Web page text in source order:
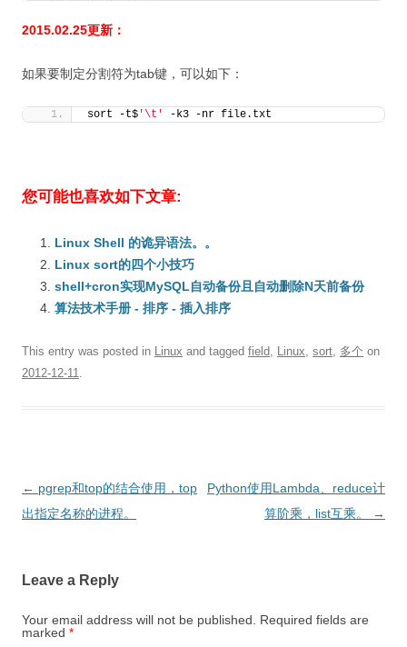
2015.02.25更新：
如果要制定分割符为tab键，可以如下：
sort -t$ '\t' -k3 -nr file.txt
您可能也喜欢如下文章:
Linux Shell 的诡异语法。。
Linux sort的四个小技巧
shell+cron实现MySQL自动备份且自动删除N天前备份
算法技术手册 - 排序 - 插入排序
This entry was posted in Linux and tagged field, Linux, sort, 多个 on
2012-12-11.
Post
navigation
← pgrep和top的结合使用，top
出指定名称的进程。
Python使用Lambda、reduce计
算阶乘，list互乘。
→
Leave a Reply
Your email address will not be published.
Required fields are
marked *